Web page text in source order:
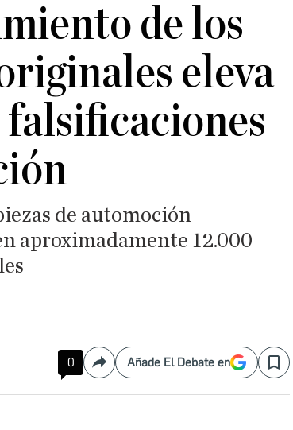
de los
eleva
falsificaciones
de automoción
aproximadamente 12.000
0 CompartirAñade El Debate en Save